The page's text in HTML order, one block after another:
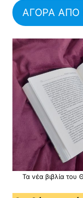
ΑΓΟΡΑ ΑΠΟ
Τα νέα βιβλία του